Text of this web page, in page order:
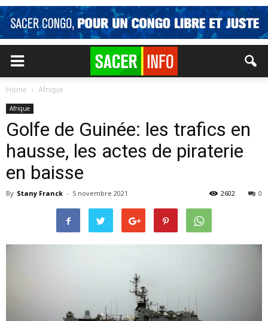
Home Afrique
Afrique
Golfe de Guinée: les trafics en
hausse, les actes de piraterie
en baisse
By Stany Franck - 5 novembre 2021 0
2602